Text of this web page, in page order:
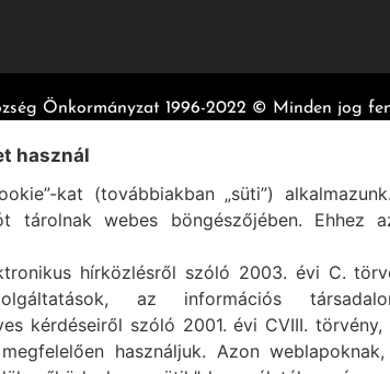
Önkormányzat 1996-2022 © Minden jog
használ
kat (továbbiakban „süti”)
tárolnak webes böngészőjében. Ehhez
hírközlésről szóló 2003. évi C.
az információs
kérdéseiről szóló 2001. évi CVIII.
használjuk. Azon